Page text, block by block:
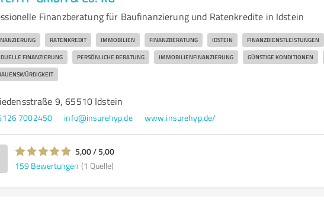
Finanzberatung für Baufinanzierung und Ratenkredite in Idstein
RATENKREDIT IMMOBILIEN FINANZBERATUNG IDSTEIN FINANZDIENSTLEISTUNGEN
FINANZIERUNG PERSÖNLICHE BERATUNG IMMOBILIENFINANZIERUNG GÜNSTIGE KONDITIONEN
9, 65510 Idstein
7002450 info@insurehyp.de www.insurehyp.de/
5,00 / 5,00
159 Bewertungen (1 Quelle)